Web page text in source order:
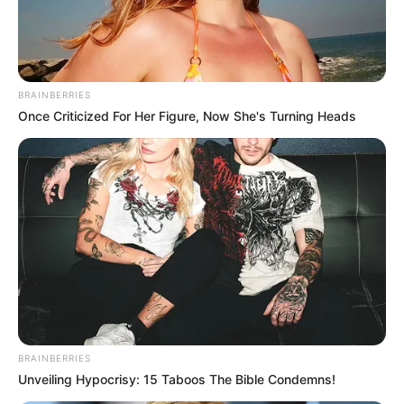
los casos, comience a bajar la presión”.
Más información:Dos muertos y tres heridos tras ataque
en Concordia, Antioquia
El pasado 25 de marzo, cuando se decretó por tercera vez
la alerta roja desde que llegó la pandemia, en Antioquia
se reportaron 1.052 casos positivos y la ocupación UCI
era del 83%.
Más de un mes después,
contagios diarios es de casi el 300%y el 97% de las
BRAINBERRIES
Once Criticized For Her Figure, Now She's Turning Heads
BRAINBERRIES
Unveiling Hypocrisy: 15 Taboos The Bible Condemns!